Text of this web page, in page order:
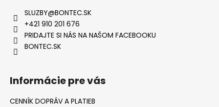
SLUZBY@BONTEC.SK
+421 910 201 676
PRIDAJTE SI NÁS NA NAŠOM FACEBOOKU
BONTEC.SK
Informácie pre vás
CENNÍK DOPRÁV A PLATIEB